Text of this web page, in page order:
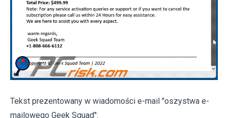
Tekst prezentowany w wiadomości e-mail "oszystwa e-
mailowego Geek Squad":